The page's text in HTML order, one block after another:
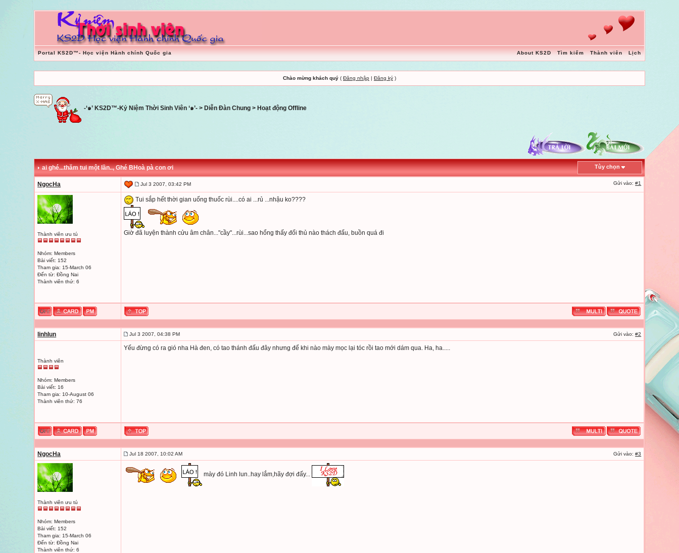
Portal KS2D™- Học viện Hành chính Quốc gia About KS2D Tìm kiếm Thành viên Lịch
Chào mừng khách quý ( Đăng nhập | Đăng ký )
-‘๑’ KS2D™-Kỷ Niệm Thời Sinh Viên ‘๑’- > Diễn Đàn Chung > Hoạt động Offline
ai ghé...thăm tui một lần.., Ghé BHoà pà con ơi Tùy chọn
NgocHa Jul 3 2007, 03:42 PM Gửi vào:#1
Thành viên ưu tú
Nhóm: Members
Bài viết: 152
Tham gia: 15-March 06
Đến từ: Đồng Nai
Thành viên thứ: 6
Tui sắp hết thời gian uống thuốc rùi....có ai ...rủ ...nhậu ko????
Giờ đã luyện thành cửu âm chân..."cầy"...rùi...sao hổng thấy đối thủ nào thách đấu, buồn quá đi
linhlun Jul 3 2007, 04:38 PM Gửi vào:#2
Thành viên
Nhóm: Members
Bài viết: 16
Tham gia: 10-August 06
Thành viên thứ: 76
Yếu đừng có ra gió nha Hà đen, có tao thánh đấu đây nhưng để khi nào mày mọc lại tóc rồi tao mới dám qua. Ha, ha.....
NgocHa Jul 18 2007, 10:02 AM Gửi vào:#3
Thành viên ưu tú
Nhóm: Members
Bài viết: 152
Tham gia: 15-March 06
Đến từ: Đồng Nai
Thành viên thứ: 6
mày đó Linh lun..hay lắm,hãy đợi đấy...